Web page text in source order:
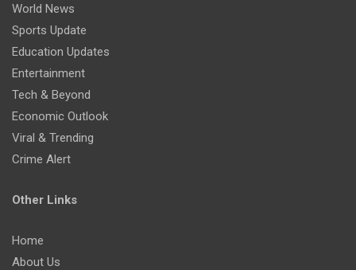
World News
Sports Update
Education Updates
Entertainment
Tech & Beyond
Economic Outlook
Viral & Trending
Crime Alert
Other Links
Home
About Us